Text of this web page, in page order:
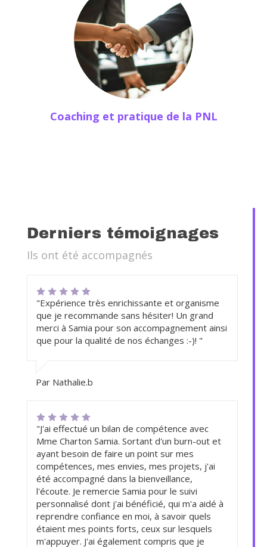
Coaching et pratique de la PNL
Derniers témoignages
Ils ont été accompagnés
"Expérience très enrichissante et organisme
que je recommande sans hésiter! Un grand
merci à Samia pour son accompagnement ainsi
que pour la qualité de nos échanges :-)! "
Par Nathalie.b
"J'ai effectué un bilan de compétence avec
Mme Charton Samia. Sortant d'un burn-out et
ayant besoin de faire un point sur mes
compétences, mes envies, mes projets, j'ai
été accompagné dans la bienveillance,
l'écoute. Je remercie Samia pour le suivi
personnalisé dont j'ai bénéficié, qui m'a aidé à
reprendre confiance en moi, à savoir quels
étaient mes points forts, ceux sur lesquels
m'appuyer. J'ai également compris que je